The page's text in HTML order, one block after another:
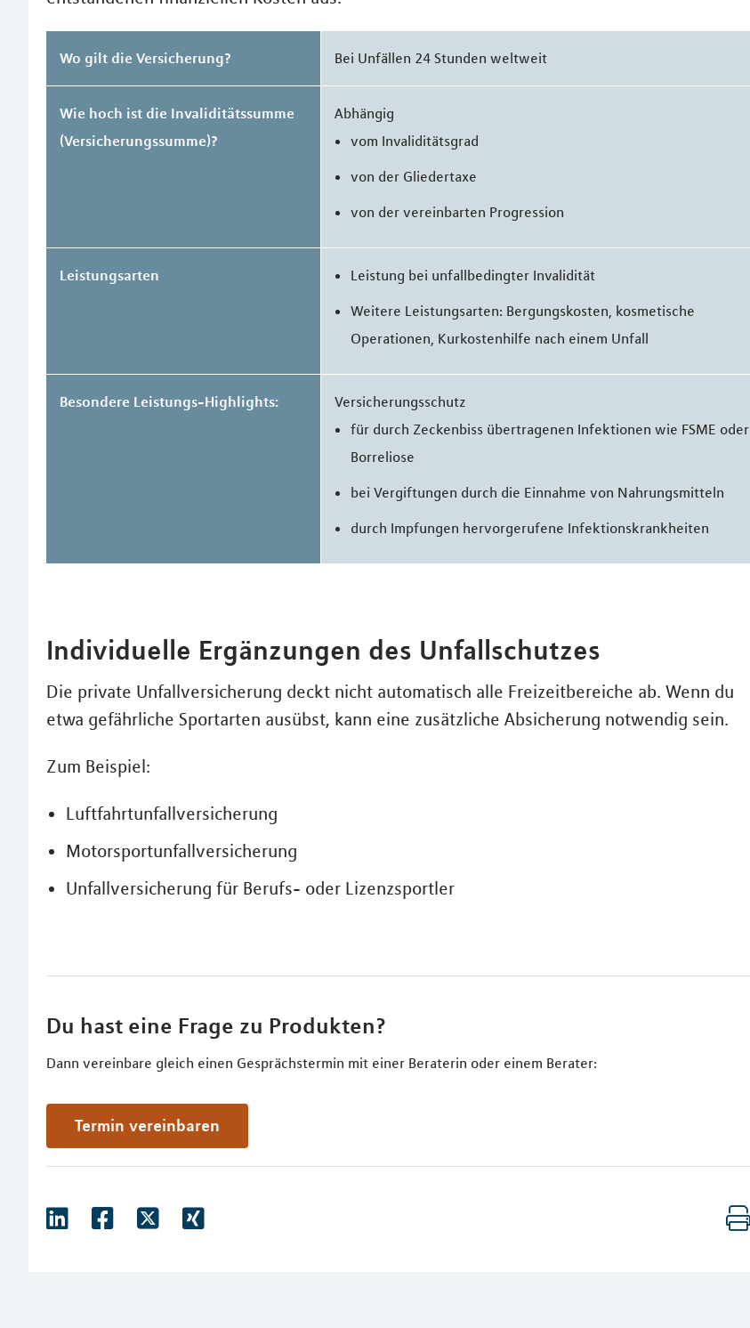
Wo gilt die Versicherung? Bei Unfällen 24 Stunden weltweit
Wie hoch ist die Invaliditätssumme
(Versicherungssumme)?
Abhängig
vom Invaliditätsgrad
von der Gliedertaxe
von der vereinbarten Progression
Leistungsarten
Leistung bei unfallbedingter Invalidität
Weitere Leistungsarten: Bergungskosten, kosmetische
Operationen, Kurkostenhilfe nach einem Unfall
Besondere Leistungs-Highlights:
Versicherungsschutz
für durch Zeckenbiss übertragenen Infektionen wie FSME oder
Borreliose
bei Vergiftungen durch die Einnahme von Nahrungsmitteln
durch Impfungen hervorgerufene Infektionskrankheiten
Individuelle Ergänzungen des Unfallschutzes
Die private Unfallversicherung deckt nicht automatisch alle Freizeitbereiche ab. Wenn du
etwa gefährliche Sportarten ausübst, kann eine zusätzliche Absicherung notwendig sein.
Zum Beispiel:
Luftfahrtunfallversicherung
Motorsportunfallversicherung
Unfallversicherung für Berufs- oder Lizenzsportler
Du hast eine Frage zu Produkten?
Dann vereinbare gleich einen Gesprächstermin mit einer Beraterin oder einem Berater:
Termin vereinbaren